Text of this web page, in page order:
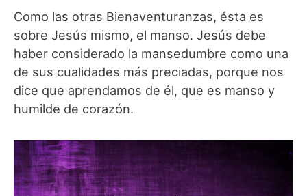
Como las otras Bienaventuranzas, ésta es
sobre Jesús mismo, el manso. Jesús debe
haber considerado la mansedumbre como una
de sus cualidades más preciadas, porque nos
dice que aprendamos de él, que es manso y
humilde de corazón.